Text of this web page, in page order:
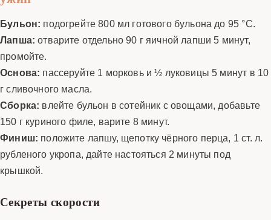
Бульон: подогрейте 800 мл готового бульона до 95 °C.
Лапша: отварите отдельно 90 г яичной лапши 5 минут,
промойте.
Основа: пассеруйте 1 морковь и ½ луковицы 5 минут в 10
г сливочного масла.
Сборка: влейте бульон в сотейник с овощами, добавьте
150 г куриного филе, варите 8 минут.
Финиш: положите лапшу, щепотку чёрного перца, 1 ст. л.
рубленого укропа, дайте настояться 2 минуты под
крышкой.
Секреты скорости